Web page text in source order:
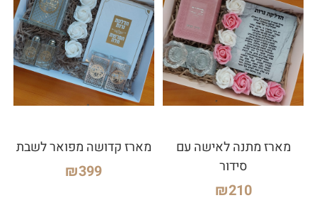
מארז מתנה לאישה עם
סידור
₪210
מארז קדושה מפואר לשבת
₪399